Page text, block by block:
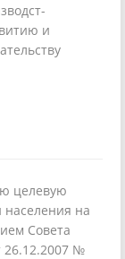
и
целевую
на
Совета
26.12.2007 №